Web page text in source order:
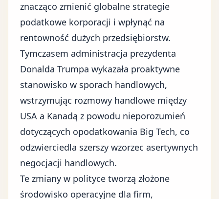
znacząco zmienić globalne strategie
podatkowe korporacji i wpłynąć na
rentowność dużych przedsiębiorstw.
Tymczasem administracja prezydenta
Donalda Trumpa wykazała proaktywne
stanowisko w sporach handlowych,
wstrzymując rozmowy handlowe między
USA a Kanadą z powodu nieporozumień
dotyczących opodatkowania Big Tech, co
odzwierciedla szerszy wzorzec asertywnych
negocjacji handlowych.
Te zmiany w polityce tworzą złożone
środowisko operacyjne dla firm,